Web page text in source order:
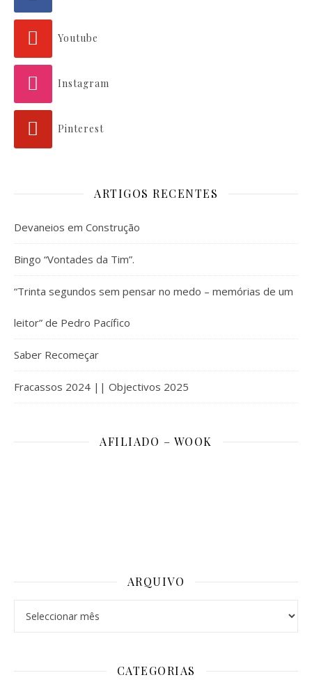
Youtube
Instagram
Pinterest
ARTIGOS RECENTES
Devaneios em Construção
Bingo “Vontades da Tim”.
“Trinta segundos sem pensar no medo – memórias de um
leitor” de Pedro Pacífico
Saber Recomeçar
Fracassos 2024 || Objectivos 2025
AFILIADO – WOOK
ARQUIVO
CATEGORIAS